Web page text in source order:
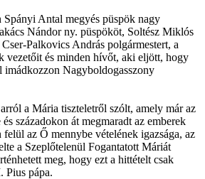
Spányi Antal megyés püspök nagy
Nándor ny. püspököt, Soltész Miklós
Palkovics András polgármestert, a
vezetőit és minden hívőt, aki eljött, hogy
Nagyboldogasszony
a Mária tiszteletről szólt, amely már az
századokon át megmaradt az emberek
az Ő mennybe vételének igazsága, az
a Szeplőtelenül Fogantatott Máriát
meg, hogy ezt a hittételt csak
Pius pápa.